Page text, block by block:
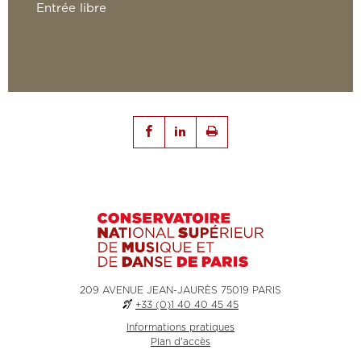
Entrée libre
209 AVENUE JEAN-JAURÈS 75019 PARIS
+33 (0)1 40 40 45 45
Informations pratiques
Plan d'accès